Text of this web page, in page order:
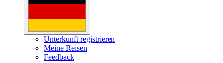
Unterkunft registrieren
Meine Reisen
Feedback